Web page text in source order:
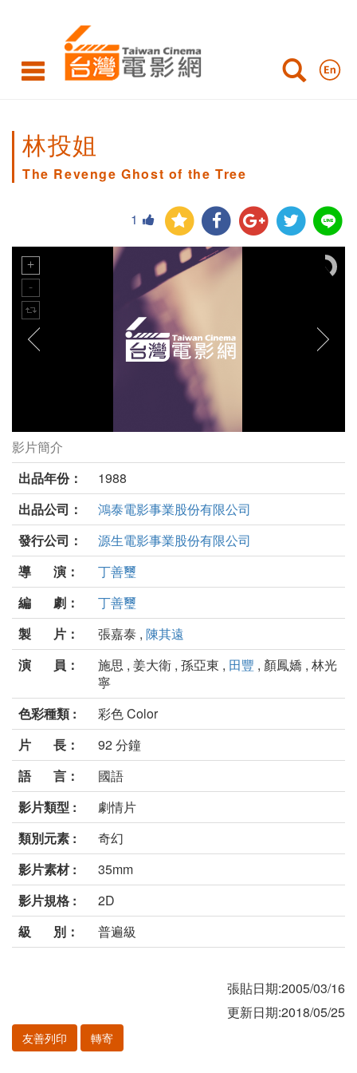
林投姐
The Revenge Ghost of the Tree
1
林投姐劇照
影片簡介
出品年份：
1988
出品公司：
鴻泰電影事業股份有限公司
發行公司：
源生電影事業股份有限公司
導 演：
丁善璽
編 劇：
丁善璽
製 片：
張嘉泰 , 陳其遠
演 員：
施思 , 姜大衛 , 孫亞東 , 田豐 , 顏鳳嬌 , 林光
寧
色彩種類 :
彩色 Color
片 長：
92 分鐘
語 言：
國語
影片類型 :
劇情片
類別元素 :
奇幻
影片素材 :
35mm
影片規格 :
2D
級 別：
普遍級
張貼日期:2005/03/16
更新日期:2018/05/25
友善列印 轉寄